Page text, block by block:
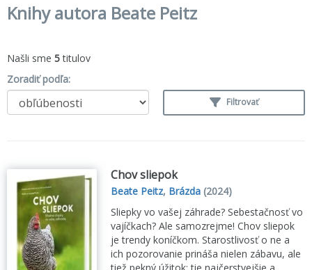
Knihy autora Beate Peitz
Našli sme 5titulov
Zoradiť podľa:
Filtrovať
Chov sliepok
Beate Peitz, Brázda (2024)
Sliepky vo vašej záhrade? Sebestačnosť vo
vajíčkach? Ale samozrejme! Chov sliepok
je trendy koníčkom. Starostlivosť o ne a
ich pozorovanie prináša nielen zábavu, ale